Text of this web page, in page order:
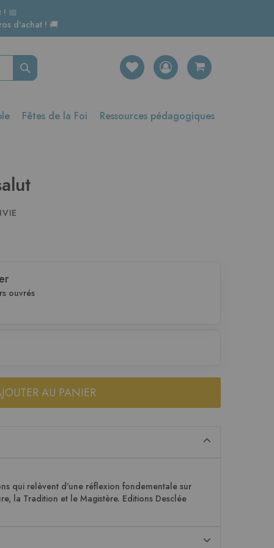
📅
d'achat ! 🚚
Rechercher
Fêtes de la Foi Ressources pédagogiques
ouvrés
AU PANIER
qui relèvent d'une réflexion fondementale sur
la Tradition et le Magistère. Editions Desclée